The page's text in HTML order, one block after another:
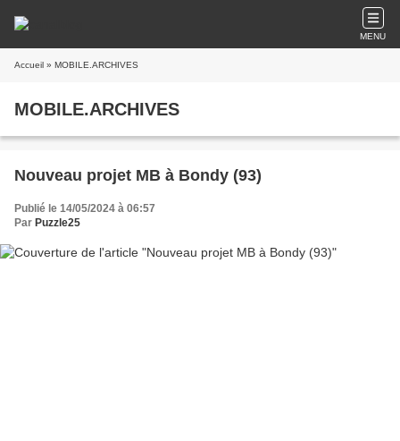
MENU
Accueil » MOBILE.ARCHIVES
MOBILE.ARCHIVES
Nouveau projet MB à Bondy (93)
Publié le 14/05/2024 à 06:57
Par Puzzle25